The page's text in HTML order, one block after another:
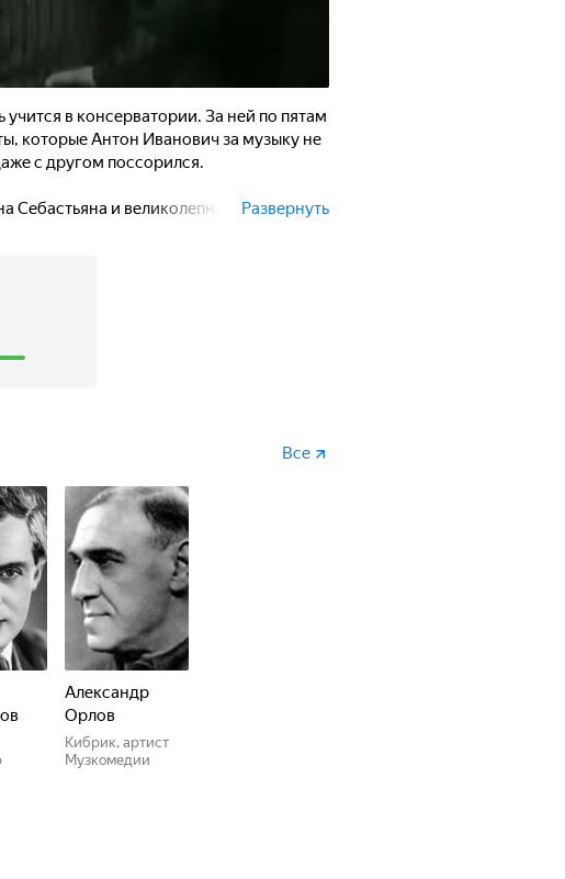
в консерватории. За ней по пятам
которые Антон Иванович за музыку не
с другом поссорился.
Себастьяна и великолепного дебюта
Развернуть
Все
Александр
Орлов
Кибрик, артист
Музкомедии